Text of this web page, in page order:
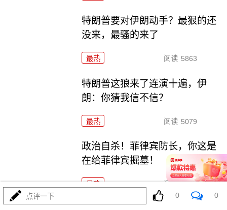
特朗普要对伊朗动手？最狠的还
没来，最骚的来了
最热 阅读 5863
特朗普这狼来了连演十遍，伊
朗：你猜我信不信？
最热 阅读 5079
政治自杀！菲律宾防长，你这是
在给菲律宾掘墓！
最热 阅读 6922
点评一下 0 0